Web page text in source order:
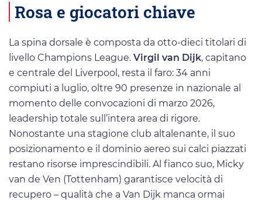
Rosa e giocatori chiave
La spina dorsale è composta da otto-dieci titolari di
livello Champions League. Virgil van Dijk, capitano
e centrale del Liverpool, resta il faro: 34 anni
compiuti a luglio, oltre 90 presenze in nazionale al
momento delle convocazioni di marzo 2026,
leadership totale sull’intera area di rigore.
Nonostante una stagione club altalenante, il suo
posizionamento e il dominio aereo sui calci piazzati
restano risorse imprescindibili. Al fianco suo, Micky
van de Ven (Tottenham) garantisce velocità di
recupero – qualità che a Van Dijk manca ormai